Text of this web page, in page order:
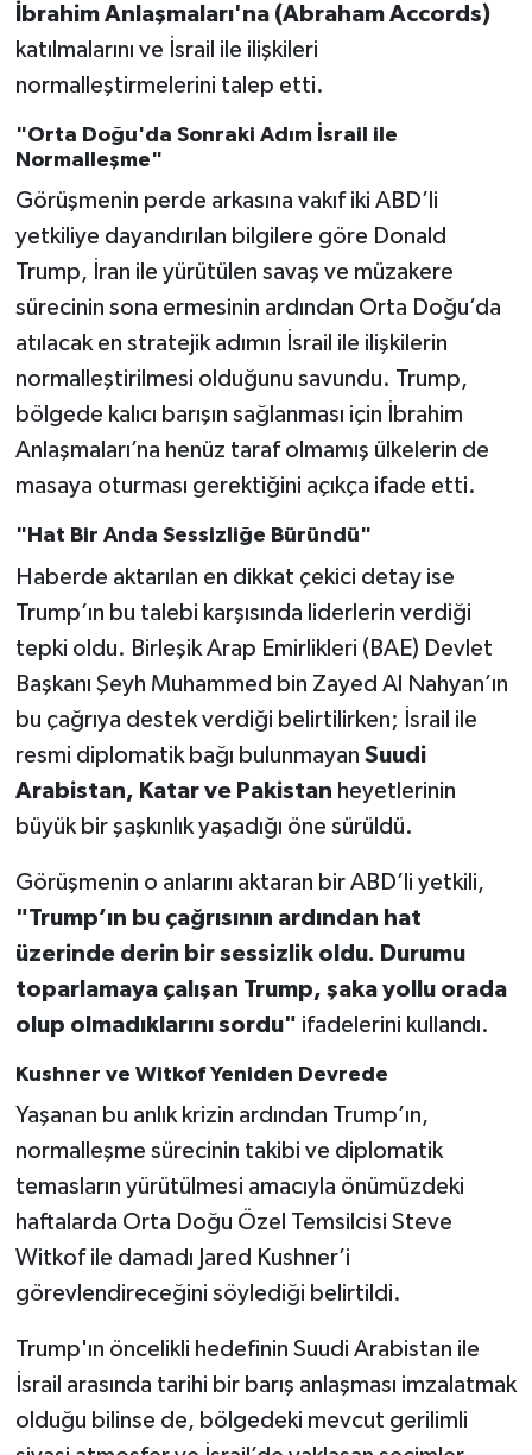
İbrahim Anlaşmaları'na (Abraham Accords)
katılmalarını ve İsrail ile ilişkileri
normalleştirmelerini talep etti.
"Orta Doğu'da Sonraki Adım İsrail ile
Normalleşme"
Görüşmenin perde arkasına vakıf iki ABD’li
yetkiliye dayandırılan bilgilere göre Donald
Trump, İran ile yürütülen savaş ve müzakere
sürecinin sona ermesinin ardından Orta Doğu’da
atılacak en stratejik adımın İsrail ile ilişkilerin
normalleştirilmesi olduğunu savundu. Trump,
bölgede kalıcı barışın sağlanması için İbrahim
Anlaşmaları’na henüz taraf olmamış ülkelerin de
masaya oturması gerektiğini açıkça ifade etti.
"Hat Bir Anda Sessizliğe Büründü"
Haberde aktarılan en dikkat çekici detay ise
Trump’ın bu talebi karşısında liderlerin verdiği
tepki oldu. Birleşik Arap Emirlikleri (BAE) Devlet
Başkanı Şeyh Muhammed bin Zayed Al Nahyan’ın
bu çağrıya destek verdiği belirtilirken; İsrail ile
resmi diplomatik bağı bulunmayan Suudi
Arabistan, Katar ve Pakistan heyetlerinin
büyük bir şaşkınlık yaşadığı öne sürüldü.
Görüşmenin o anlarını aktaran bir ABD’li yetkili,
"Trump’ın bu çağrısının ardından hat
üzerinde derin bir sessizlik oldu. Durumu
toparlamaya çalışan Trump, şaka yollu orada
olup olmadıklarını sordu" ifadelerini kullandı.
Kushner ve Witkof Yeniden Devrede
Yaşanan bu anlık krizin ardından Trump’ın,
normalleşme sürecinin takibi ve diplomatik
temasların yürütülmesi amacıyla önümüzdeki
haftalarda Orta Doğu Özel Temsilcisi Steve
Witkof ile damadı Jared Kushner’i
görevlendireceğini söylediği belirtildi.
Trump'ın öncelikli hedefinin Suudi Arabistan ile
İsrail arasında tarihi bir barış anlaşması imzalatmak
olduğu bilinse de, bölgedeki mevcut gerilimli